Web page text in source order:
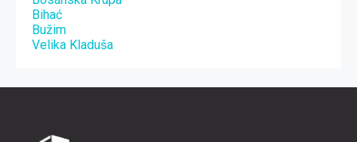
Bihać
Bužim
Velika Kladuša